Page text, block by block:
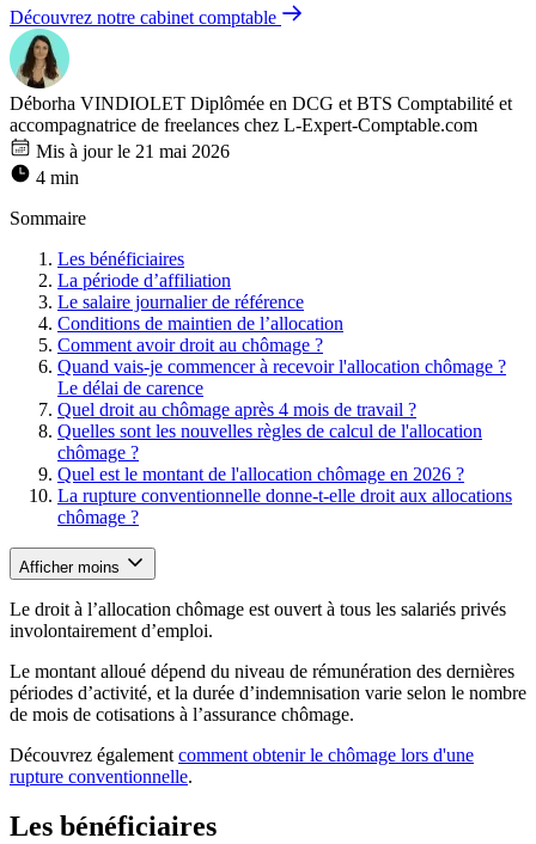
Découvrez notre cabinet comptable
Déborha VINDIOLET Diplômée en DCG et BTS Comptabilité et
accompagnatrice de freelances chez L-Expert-Comptable.com
Mis à jour le 21 mai 2026
4 min
Sommaire
Les bénéficiaires
La période d’affiliation
Le salaire journalier de référence
Conditions de maintien de l’allocation
Comment avoir droit au chômage ?
Quand vais-je commencer à recevoir l'allocation chômage ?
Le délai de carence
Quel droit au chômage après 4 mois de travail ?
Quelles sont les nouvelles règles de calcul de l'allocation
chômage ?
Quel est le montant de l'allocation chômage en 2026 ?
La rupture conventionnelle donne-t-elle droit aux allocations
chômage ?
Afficher moins
Le droit à l’allocation chômage est ouvert à tous les salariés privés
involontairement d’emploi.
Le montant alloué dépend du niveau de rémunération des dernières
périodes d’activité, et la durée d’indemnisation varie selon le nombre
de mois de cotisations à l’assurance chômage.
Découvrez également comment obtenir le chômage lors d'une
rupture conventionnelle.
Les bénéficiaires